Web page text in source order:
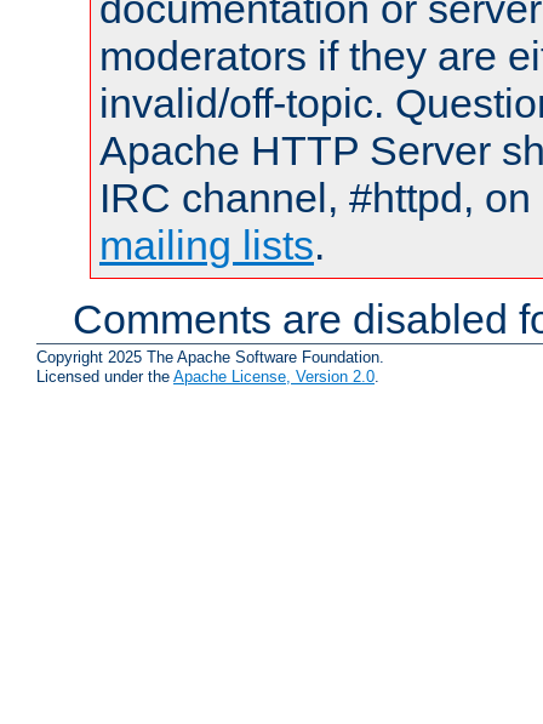
moderators if they are
invalid/off-topic.
Apache HTTP Server
IRC channel, #httpd,
mailing lists.
Comments are disabled
Copyright 2025 The Apache Software Foundation.
Licensed under the Apache License, Version 2.0